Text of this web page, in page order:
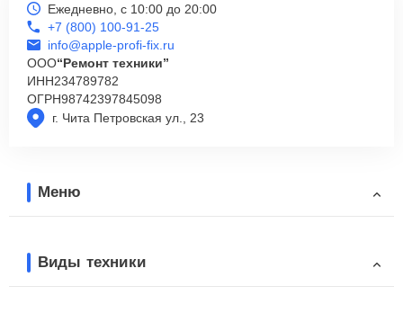
г. Чита Петровская ул., 23
Ежедневно, с 10:00 до 20:00
+7 (800) 100-91-25
info@apple-profi-fix.ru
ООО“Ремонт техники”
ИНН234789782
ОГРН98742397845098
Меню
Виды техники